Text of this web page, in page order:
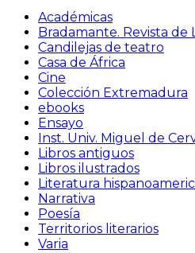
Académicas
Bradamante. Revista de
Candilejas de teatro
Casa de África
Cine
Colección Extremadura
ebooks
Ensayo
Inst. Univ. Miguel de
Libros antiguos
Libros ilustrados
Literatura
Narrativa
Poesía
Territorios literarios
Varia